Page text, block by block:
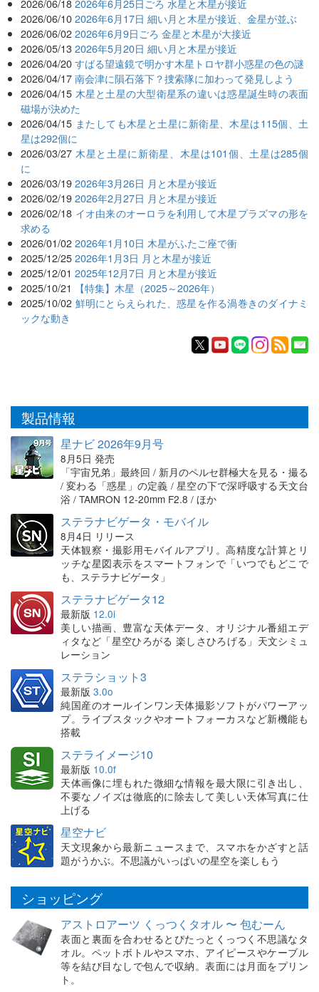
2026/06/18 2026年6月25日ごろ 水星と木星が接近
2026/06/10 2026年6月17日 細い月と木星が接近、金星が並ぶ
2026/06/02 2026年6月9日ごろ 金星と木星が大接近
2026/05/13 2026年5月20日 細い月と木星が接近
2026/04/20 すばる望遠鏡で明かす木星トロヤ群小惑星の色の謎
2026/04/17 南会津に隕石落下？捜索隊に加わって発見しよう
2026/04/15 木星と土星の大型衛星系の違いは惑星誕生時の表面
磁場が決めた
2026/04/15 またしても木星と土星に新衛星、木星は115個、土
星は292個に
2026/03/27 木星と土星に新衛星、木星は101個、土星は285個
に
2026/03/19 2026年3月26日 月と木星が接近
2026/02/19 2026年2月27日 月と木星が接近
2026/02/18 イオ由来のオーロラを利用して木星プラズマの形を
求める
2026/01/02 2026年1月10日 木星がふたご座で衝
2025/12/25 2026年1月3日 月と木星が接近
2025/12/01 2025年12月7日 月と木星が接近
2025/10/21
【特集】木星（2025～2026年）
2025/10/02 鮮明にとらえられた、惑星を作る渦巻きのダイナミ
ックな動き
製品情報
星ナビ 2026年9月号
8月5日 発売
「宇宙兄弟」最終回 / 新月のペルセ群極大を見る・撮る
/ 変わる「惑星」の定義 / 星空の下で深呼吸する天文台
浴 / TAMRON 12-20mm F2.8 / ほか
ステラナビゲータ・モバイル
8月4日 リリース
天体観察・撮影用モバイルアプリ。高精度な計算とリ
ッチな星図表示をスマートフォンで「いつでもどこで
も、ステラナビゲータ」
ステラナビゲータ12
最新版 12.0i
美しい描画、豊富な天体データ、オリジナル番組エデ
ィタなど「星空ひろがる 楽しさひろげる」天文シミュ
レーション
ステラショット3
最新版 3.0o
純国産のオールインワン天体撮影ソフトがパワーアッ
プ。ライブスタックやオートフォーカスなど新機能も
搭載
ステライメージ10
最新版 10.0f
天体画像に埋もれた微細な情報を最大限に引き出し、
不要なノイズは徹底的に除去して美しい天体写真に仕
上げる
星空ナビ
天文現象から最新ニュースまで、スマホをかざすと話
題がうかぶ。不思議がいっぱいの星空を楽しもう
ショッピング
アストロアーツ くっつくタオル 〜 包むーん
表面と裏面を合わせるとぴたっとくっつく不思議なタ
オル。ペットボトルやスマホ、アイピースやケーブル
等を結び目なしで包んで収納。表面には月面をプリン
ト。